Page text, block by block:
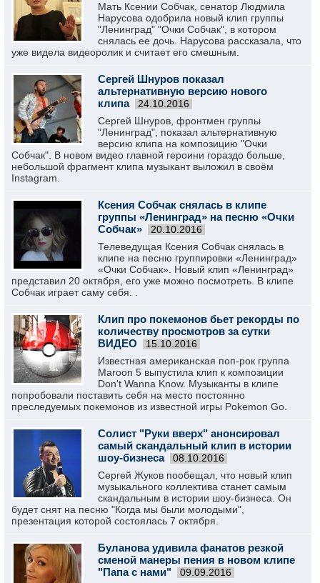
Мать Ксении Собчак, сенатор Людмила
Нарусова одобрила новый клип группы
"Ленинград" "Очки Собчак", в котором
снялась ее дочь. Нарусова рассказала, что
уже видела видеоролик и считает его смешным.
Сергей Шнуров показал
альтернативную версию нового
клипа
24.10.2016
Сергей Шнуров, фронтмен группы
"Ленинград", показал альтернативную
версию клипа на композицию "Очки
Собчак". В новом видео главной героини гораздо больше,
небольшой фрагмент клипа музыкант выложил в своём
Instagram.
Ксения Собчак снялась в клипе
группы «Ленинград» на песню «Очки
Собчак»
20.10.2016
Телеведущая Ксения Собчак снялась в
клипе на песню группировки «Ленинград»
«Очки Собчак». Новый клип «Ленинград»
представил 20 октября, его уже можно посмотреть. В клипе
Собчак играет саму себя. .
Клип про покемонов бьет рекорды по
количеству просмотров за сутки
ВИДЕО
15.10.2016
Известная американская поп-рок группа
Maroon 5 выпустила клип к композиции
Don't Wanna Know. Музыканты в клипе
попробовали поставить себя на место постоянно
преследуемых покемонов из известной игры Pokemon Go.
Солист "Руки вверх" анонсировал
самый скандальный клип в истории
шоу-бизнеса
08.10.2016
Сергей Жуков пообещал, что новый клип
музыкального коллектива станет самым
скандальным в истории шоу-бизнеса. Он
будет снят на песню "Когда мы были молодыми",
презентация которой состоялась 7 октября.
Буланова удивила фанатов резкой
сменой манеры пения в новом клипе
"Папа с нами"
09.09.2016